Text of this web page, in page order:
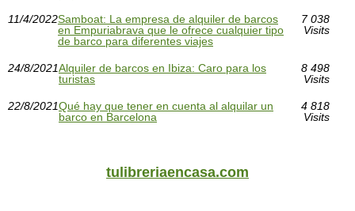
11/4/2022Samboat: La empresa de alquiler de barcos
en Empuriabrava que le ofrece cualquier tipo
de barco para diferentes viajes
7 038
Visits
24/8/2021Alquiler de barcos en Ibiza: Caro para los
turistas
8 498
Visits
22/8/2021Qué hay que tener en cuenta al alquilar un
barco en Barcelona
4 818
Visits
tulibreriaencasa.com